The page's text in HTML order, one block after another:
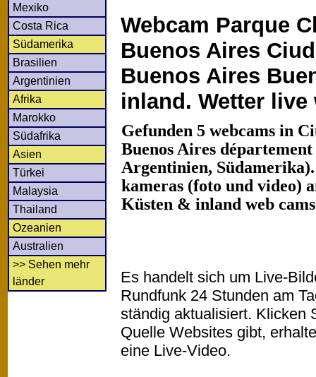
Mexiko
Costa Rica
Südamerika
Brasilien
Argentinien
Afrika
Marokko
Südafrika
Asien
Türkei
Malaysia
Thailand
Ozeanien
Australien
>> Sehen mehr
länder
Webcam Parque
Buenos Aires
Buenos Aires
inland. Wetter live
Gefunden 5 webcams in
Buenos Aires
Argentinien,
kameras (foto und video)
Küsten & inland web
Es handelt sich um Live-
Rundfunk 24 Stunden am
ständig aktualisiert. Klicken
Quelle Websites gibt,
eine Live-Video.